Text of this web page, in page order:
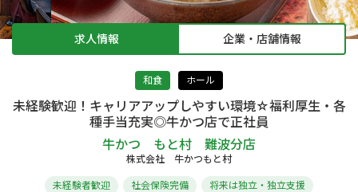
求人情報 企業・店舗情報
和食 ホール
未経験歓迎！キャリアアップしやすい環境☆福利厚生・各
種手当充実◎牛かつ店で正社員
牛かつ もと村 難波分店
株式会社 牛かつもと村
未経験者歓迎 社会保険完備
将来は独立・独立支援